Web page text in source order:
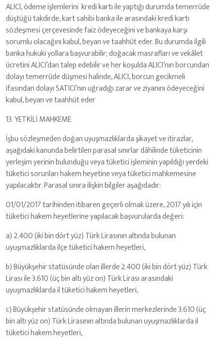
ALICI, ödeme işlemlerini kredi kartı ile yaptığı durumda temerrüde
düştüğü takdirde, kart sahibi banka ile arasındaki kredi kartı
sözleşmesi çerçevesinde faiz ödeyeceğini ve bankaya karşı
sorumlu olacağını kabul, beyan ve taahhüt eder. Bu durumda ilgili
banka hukuki yollara başvurabilir; doğacak masrafları ve vekâlet
ücretini ALICI’dan talep edebilir ve her koşulda ALICI’nın borcundan
dolayı temerrüde düşmesi halinde, ALICI, borcun gecikmeli
ifasından dolayı SATICI’nın uğradığı zarar ve ziyanını ödeyeceğini
kabul, beyan ve taahhüt eder
13. YETKİLİ MAHKEME
İşbu sözleşmeden doğan uyuşmazlıklarda şikayet ve itirazlar,
aşağıdaki kanunda belirtilen parasal sınırlar dâhilinde tüketicinin
yerleşim yerinin bulunduğu veya tüketici işleminin yapıldığı yerdeki
tüketici sorunları hakem heyetine veya tüketici mahkemesine
yapılacaktır. Parasal sınıra ilişkin bilgiler aşağıdadır:
01/01/2017 tarihinden itibaren geçerli olmak üzere, 2017 yılı için
tüketici hakem heyetlerine yapılacak başvurularda değeri:
a) 2.400 (iki bin dört yüz) Türk Lirasının altında bulunan
uyuşmazlıklarda ilçe tüketici hakem heyetleri,
b) Büyükşehir statüsünde olan illerde 2.400 (iki bin dört yüz) Türk
Lirası ile 3.610 (üç bin altı yüz on) Türk Lirası arasındaki
uyuşmazlıklarda il tüketici hakem heyetleri,
c) Büyükşehir statüsünde olmayan illerin merkezlerinde 3.610 (üç
bin altı yüz on) Türk Lirasının altında bulunan uyuşmazlıklarda il
tüketici hakem heyetleri,